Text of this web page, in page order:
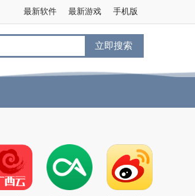
手机版
最新游戏
最新软件
立即搜索